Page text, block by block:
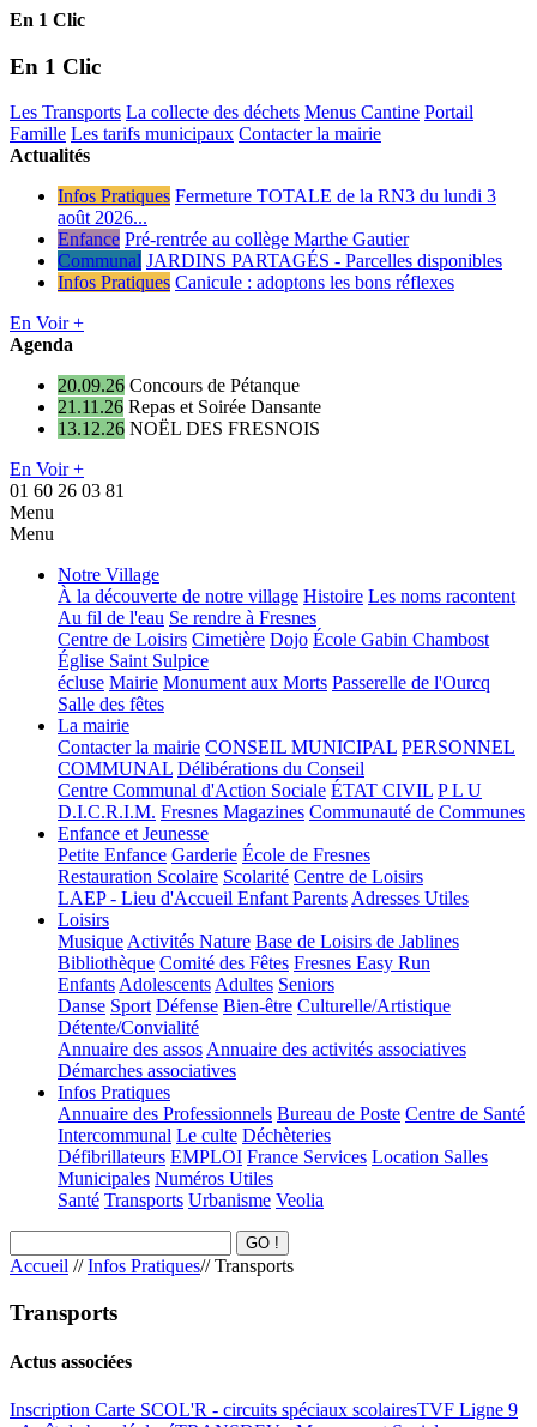
En 1 Clic
En 1 Clic
Les Transports La collecte des déchets Menus Cantine Portail
Famille Les tarifs municipaux Contacter la mairie
Actualités
Infos Pratiques Fermeture TOTALE de la RN3 du lundi 3
août 2026...
Enfance Pré-rentrée au collège Marthe Gautier
Communal JARDINS PARTAGÉS - Parcelles disponibles
Infos Pratiques Canicule : adoptons les bons réflexes
En Voir +
Agenda
20.09.26 Concours de Pétanque
21.11.26 Repas et Soirée Dansante
13.12.26 NOËL DES FRESNOIS
En Voir +
01 60 26 03 81
Menu
Menu
Notre Village
À la découverte de notre village Histoire Les noms racontent
Au fil de l'eau Se rendre à Fresnes
Centre de Loisirs Cimetière Dojo École Gabin Chambost
Église Saint Sulpice
écluse Mairie Monument aux Morts Passerelle de l'Ourcq
Salle des fêtes
La mairie
Contacter la mairie CONSEIL MUNICIPAL PERSONNEL
COMMUNAL Délibérations du Conseil
Centre Communal d'Action Sociale ÉTAT CIVIL P L U
D.I.C.R.I.M. Fresnes Magazines Communauté de Communes
Enfance et Jeunesse
Petite Enfance Garderie École de Fresnes
Restauration Scolaire Scolarité Centre de Loisirs
LAEP - Lieu d'Accueil Enfant ParentsAdresses Utiles
Loisirs
MusiqueActivités Nature Base de Loisirs de Jablines
Bibliothèque Comité des Fêtes Fresnes Easy Run
EnfantsAdolescentsAdultes Seniors
Danse Sport Défense Bien-être Culturelle/Artistique
Détente/Convialité
Annuaire des assosAnnuaire des activités associatives
Démarches associatives
Infos Pratiques
Annuaire des Professionnels Bureau de Poste Centre de Santé
Intercommunal Le culte Déchèteries
Défibrillateurs EMPLOI France Services Location Salles
Municipales Numéros Utiles
Santé Transports Urbanisme Veolia
Accueil // Infos Pratiques// Transports
Transports
Actus associées
Inscription Carte SCOL'R - circuits spéciaux scolairesTVF Ligne 9